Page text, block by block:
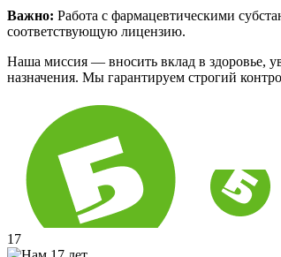
Важно: Работа с фармацевтическими
соответствующую лицензию.
Наша миссия — вносить вклад в здоровье,
назначения. Мы гарантируем строгий
17